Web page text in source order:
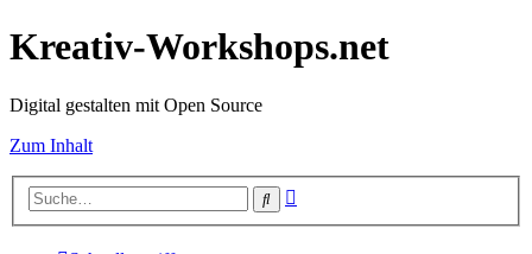
Kreativ-Workshops.net
Digital gestalten mit Open Source
Zum Inhalt
Suche